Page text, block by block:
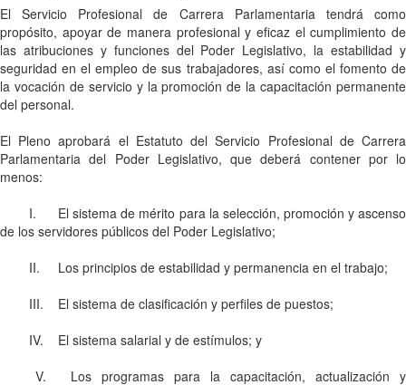
El Servicio Profesional de Carrera Parlamentaria tendrá como
propósito, apoyar de manera profesional y eficaz el cumplimiento de
las atribuciones y funciones del Poder Legislativo, la estabilidad y
seguridad en el empleo de sus trabajadores, así como el fomento de
la vocación de servicio y la promoción de la capacitación permanente
del personal.
El Pleno aprobará el Estatuto del Servicio Profesional de Carrera
Parlamentaria del Poder Legislativo, que deberá contener por lo
menos:
I.
El sistema de mérito para la selección, promoción y ascenso
de los servidores públicos del Poder Legislativo;
II.
Los principios de estabilidad y permanencia en el trabajo;
III.
El sistema de clasificación y perfiles de puestos;
IV.
El sistema salarial y de estímulos; y
V.
Los programas para la capacitación, actualización y